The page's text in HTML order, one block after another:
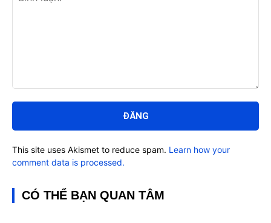
luận:
This site uses Akismet to reduce spam. Learn how your
comment data is processed.
CÓ THỂ BẠN QUAN TÂM